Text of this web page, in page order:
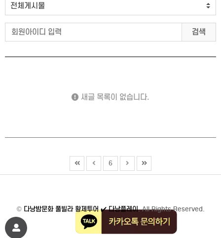
검색
새글 목록이 없습니다.
6
© 다낭밤문화 풀빌라 황제투어 ✔️ 다낭플레이. All Rights Reserved.